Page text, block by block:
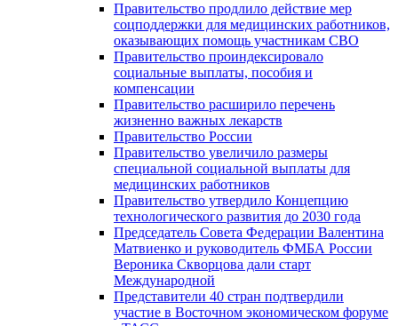
Правительство продлило действие мер
соцподдержки для медицинских работников,
оказывающих помощь участникам СВО
Правительство проиндексировало
социальные выплаты, пособия и
компенсации
Правительство расширило перечень
жизненно важных лекарств
Правительство России
Правительство увеличило размеры
специальной социальной выплаты для
медицинских работников
Правительство утвердило Концепцию
технологического развития до 2030 года
Председатель Совета Федерации Валентина
Матвиенко и руководитель ФМБА России
Вероника Скворцова дали старт
Международной
Представители 40 стран подтвердили
участие в Восточном экономическом форуме